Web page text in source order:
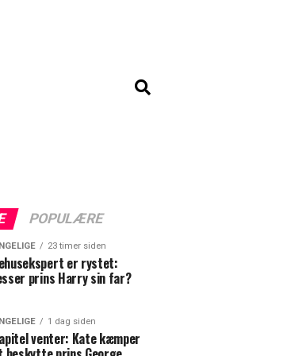
POPULÆRE
23 timer siden
er rystet:
prins Harry sin far?
1 dag siden
venter: Kate kæmper